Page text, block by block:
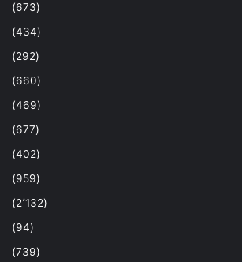
(673)
(434)
(292)
(660)
(469)
(677)
(402)
(959)
(2٬132)
(94)
(739)